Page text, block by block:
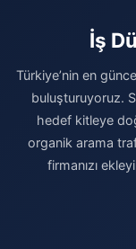
İş
Türkiye’nin en
buluşturuyoruz.
hedef kitleye
organik arama
firmanızı